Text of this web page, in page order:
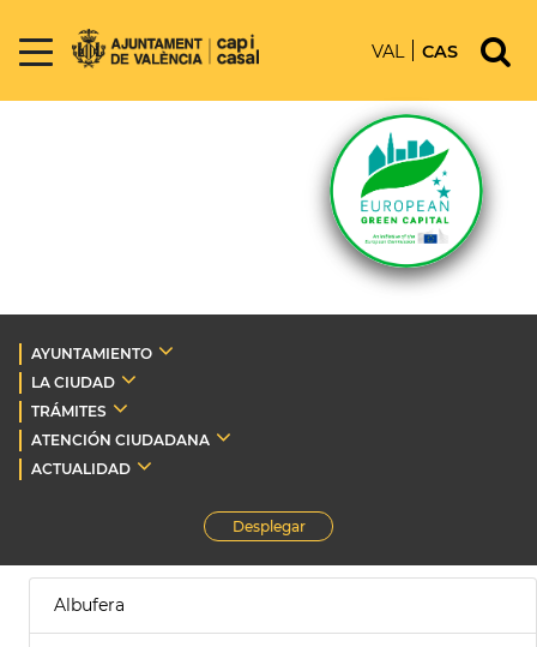
VAL CAS
AYUNTAMIENTO
LA CIUDAD
TRÁMITES
ATENCIÓN CIUDADANA
ACTUALIDAD
Desplegar
Albufera